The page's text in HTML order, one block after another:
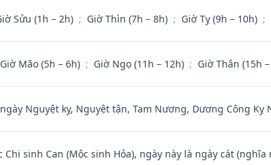
Sửu (1h – 2h) ; Giờ Thìn (7h – 8h) ; Giờ Tỵ (9h – 10h) ;
Giờ Mão (5h – 6h) ; Giờ Ngọ (11h – 12h) ; Giờ Thân (15h
Nguyệt kỵ, Nguyệt tận, Tam Nương, Dương Công Kỵ
Chi sinh Can (Mộc sinh Hỏa), ngày này là ngày cát (nghĩa